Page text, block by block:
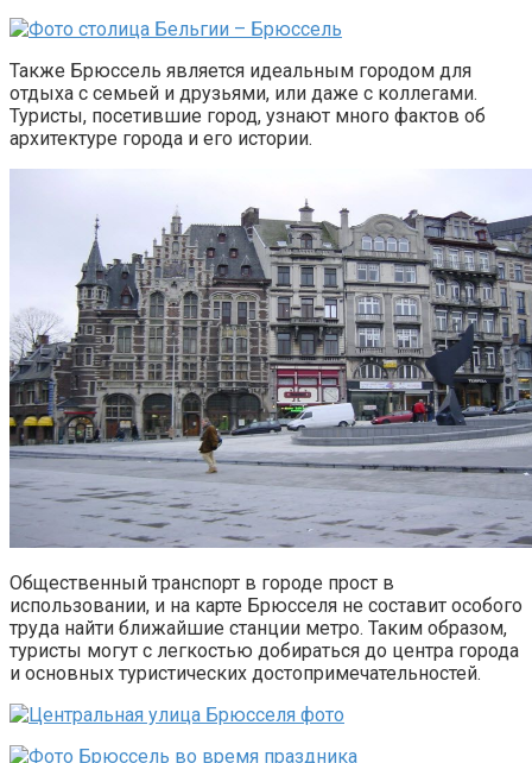
Также Брюссель является идеальным городом для
отдыха с семьей и друзьями, или даже с коллегами.
Туристы, посетившие город, узнают много фактов об
архитектуре города и его истории.
Общественный транспорт в городе прост в
использовании, и на карте Брюсселя не составит особого
труда найти ближайшие станции метро. Таким образом,
туристы могут с легкостью добираться до центра города
и основных туристических достопримечательностей.